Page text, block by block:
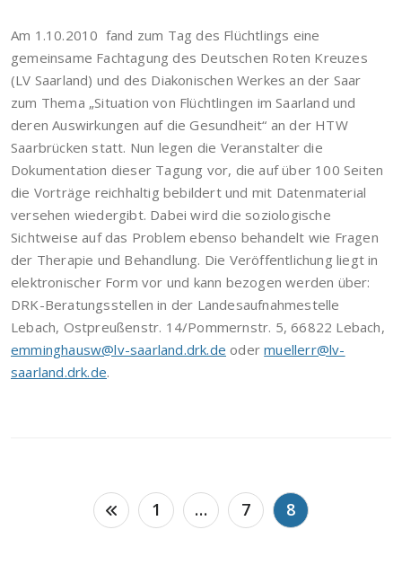
Am 1.10.2010 fand zum Tag des Flüchtlings eine
gemeinsame Fachtagung des Deutschen Roten Kreuzes
(LV Saarland) und des Diakonischen Werkes an der Saar
zum Thema „Situation von Flüchtlingen im Saarland und
deren Auswirkungen auf die Gesundheit“ an der HTW
Saarbrücken statt. Nun legen die Veranstalter die
Dokumentation dieser Tagung vor, die auf über 100 Seiten
die Vorträge reichhaltig bebildert und mit Datenmaterial
versehen wiedergibt. Dabei wird die soziologische
Sichtweise auf das Problem ebenso behandelt wie Fragen
der Therapie und Behandlung. Die Veröffentlichung liegt in
elektronischer Form vor und kann bezogen werden über:
DRK-Beratungsstellen in der Landesaufnahmestelle
Lebach, Ostpreußenstr. 14/Pommernstr. 5, 66822 Lebach,
emminghausw@lv-saarland.drk.de odermuellerr@lv-
saarland.drk.de.
Seitennummerierung
1 … 7 8